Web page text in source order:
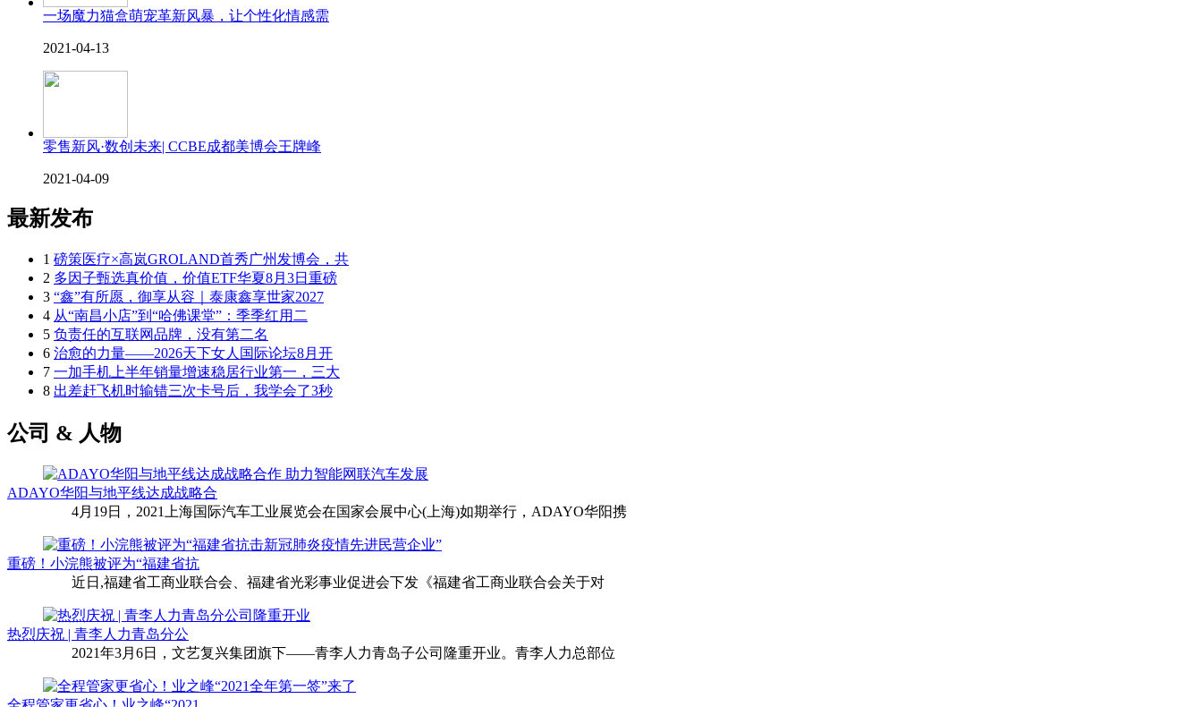
一场魔力猫盒萌宠革新风暴，让个性化情感需
2021-04-13
零售新风·数创未来| CCBE成都美博会王牌峰
2021-04-09
最新发布
1 磅策医疗×高岚GROLAND首秀广州发博会，共
2 多因子甄选真价值，价值ETF华夏8月3日重磅
3 “鑫”有所愿，御享从容｜泰康鑫享世家2027
4 从“南昌小店”到“哈佛课堂”：季季红用二
5 负责任的互联网品牌，没有第二名
6 治愈的力量——2026天下女人国际论坛8月开
7 一加手机上半年销量增速稳居行业第一，三大
8 出差赶飞机时输错三次卡号后，我学会了3秒
公司 & 人物
ADAYO华阳与地平线达成战略合
4月19日，2021上海国际汽车工业展览会在国家会展中心(上海)如期举行，ADAYO华阳携
重磅！小浣熊被评为“福建省抗
近日,福建省工商业联合会、福建省光彩事业促进会下发《福建省工商业联合会关于对
热烈庆祝 | 青李人力青岛分公
2021年3月6日，文艺复兴集团旗下——青李人力青岛子公司隆重开业。青李人力总部位